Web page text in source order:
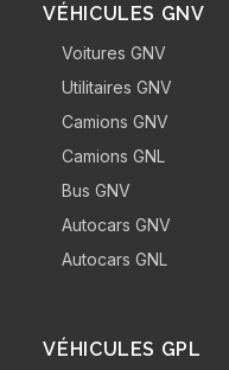
VÉHICULES GNV
Voitures GNV
Utilitaires GNV
Camions GNV
Camions GNL
Bus GNV
Autocars GNV
Autocars GNL
VÉHICULES GPL